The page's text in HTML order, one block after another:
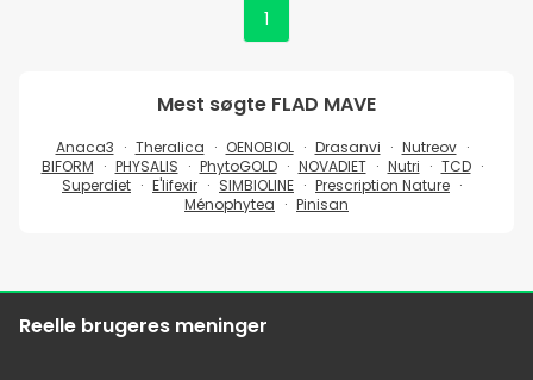
1
Mest søgte FLAD MAVE
Anaca3 Theralica OENOBIOL Drasanvi
Nutreov
BIFORM
PHYSALIS PhytoGOLD NOVADIET Nutri
TCD
Superdiet
E'lifexir SIMBIOLINE
Prescription Nature
Ménophytea
Pinisan
Reelle brugeres meninger